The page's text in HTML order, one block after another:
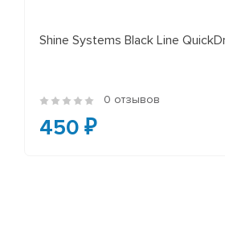
Shine Systems Black Line
0 отзывов
450 ₽